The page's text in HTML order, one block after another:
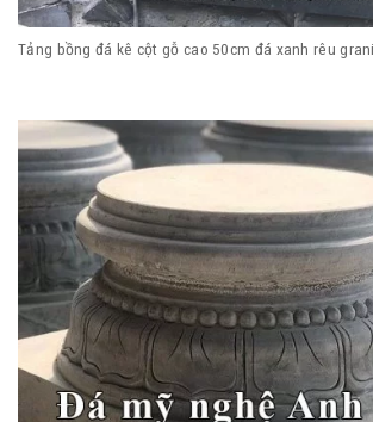
Tảng bồng đá kê cột gỗ cao 50cm đá xanh rêu